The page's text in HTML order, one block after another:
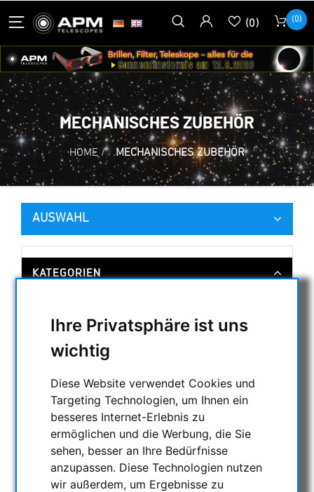
Ihre Privatsphäre ist uns
wichtig
Diese Website verwendet Cookies und
Targeting Technologien, um Ihnen ein
besseres Internet-Erlebnis zu
ermöglichen und die Werbung, die Sie
sehen, besser an Ihre Bedürfnisse
anzupassen. Diese Technologien nutzen
wir außerdem, um Ergebnisse zu
(0) (0)
MECHANISCHES ZUBEHÖR
HOME / MECHANISCHES ZUBEHÖR
AUSWAHL
KATEGORIEN
ENTFERNUNGSMESSER
AKTUELLE ANGEBOTE
ASTROPROFESSIONAL TELESCOPES
SECONDHAND & LAGERBESTAND
APM PRODUKTE
ASTROEINSTIEG
SONNENBEOBACHTUNG
FERNGLÄSER, SPEKTIVE
TELESKOPE